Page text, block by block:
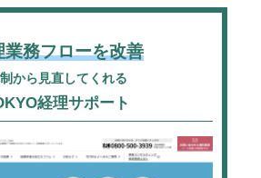
業務フローを改善
から見直してくれる
経理サポート